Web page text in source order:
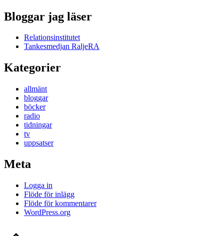
Bloggar jag läser
Relationsinstitutet
Tankesmedjan RaljeRA
Kategorier
allmänt
bloggar
böcker
radio
tidningar
tv
uppsatser
Meta
Logga in
Flöde för inlägg
Flöde för kommentarer
WordPress.org